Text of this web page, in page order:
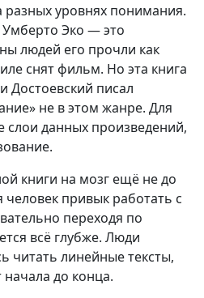
уровнях понимания.
Эко — это
людей его прочли как
снят фильм. Но эта книга
Достоевский писал
не в этом жанре. Для
слои данных произведений,
книги на мозг ещё не до
человек привык работать с
переходя по
всё глубже. Люди
читать линейные тексты,
до конца.